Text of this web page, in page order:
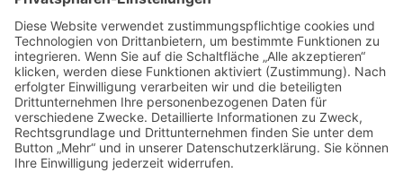
Mieten-Testen-Kaufen
Reparaturen
Sicherheitshinweise
Versand
Kontakt
Karte
Anfahrtsplan
Wegbeschreibung